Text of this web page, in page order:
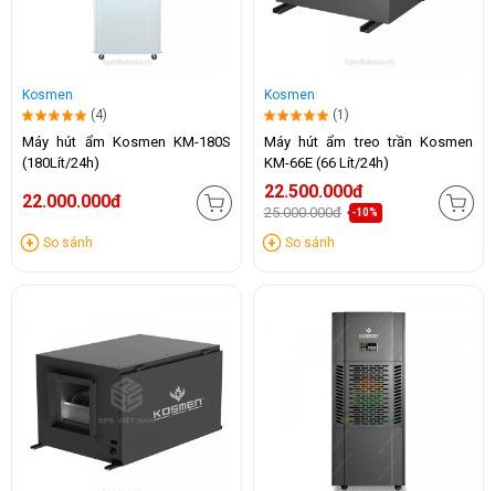
Kosmen
(4)
Máy hút ẩm Kosmen KM-180S
(180Lít/24h)
22.000.000đ
So sánh
Kosmen
(1)
Máy hút ẩm treo trần Kosmen
KM-66E (66 Lít/24h)
22.500.000đ
25.000.000đ -10%
So sánh